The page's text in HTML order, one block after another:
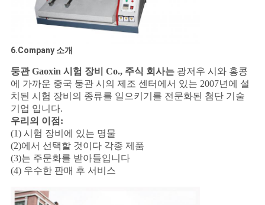
6.Company 소개
둥관 Gaoxin 시험 장비 Co., 주식 회사는 광저우 시와 홍콩
에 가까운 중국 둥관 시의 제조 센터에서 있는 2007년에 설
치된 시험 장비의 종류를 일으키기를 전문화된 첨단 기술
기업 입니다.
우리의 이점:
(1) 시험 장비에 있는 명물
(2)에서 선택할 것이다 각종 제품
(3)는 주문화를 받아들입니다
(4) 우수한 판매 후 서비스